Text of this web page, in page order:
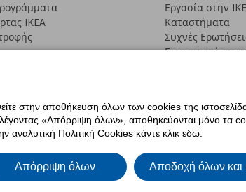
IKEA
Εργασία στην
Καταστήματα
Συχνές
Επικοινωνήστε
Cookies Δήλωση ψηφιακής προσβασιμότητας
στην αποθήκευση όλων των cookies της
«Απόρριψη όλων», αποθηκεύονται μόνο τα
Πολιτική Cookies κάντε κλικ εδώ.
Απόρριψη όλων Αποδοχή όλων και